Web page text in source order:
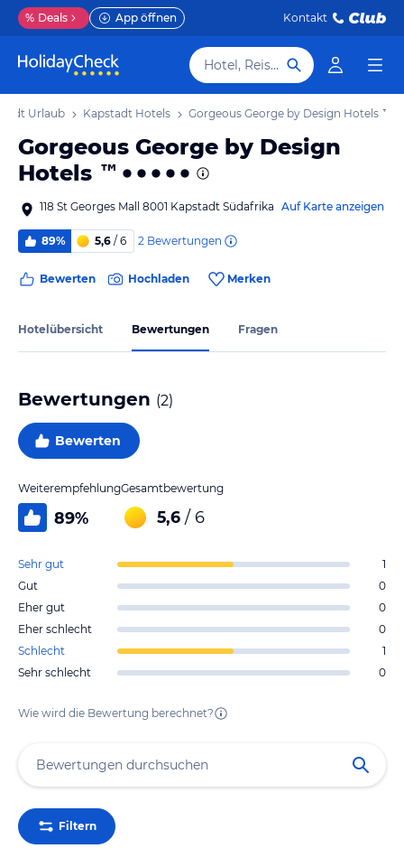
% Deals App öffnen Kontakt
Hotel, Reiseziel
Urlaub Kapstadt Hotels Gorgeous George by Design Hotels ™
Gorgeous George by Design
Hotels ™
118 St Georges Mall 8001 Kapstadt Südafrika Auf Karte anzeigen
89% 5,6 / 6 2 Bewertungen
Bewerten Hochladen Merken
Hotelübersicht Bewertungen Fragen
Bewertungen (2)
Bewerten
Weiterempfehlung
89%
Gesamtbewertung
5,6 / 6
Sehr gut
1
Gut
0
Eher gut
0
Eher schlecht
0
Schlecht
1
Sehr schlecht
0
Wie wird die Bewertung berechnet?
Filtern